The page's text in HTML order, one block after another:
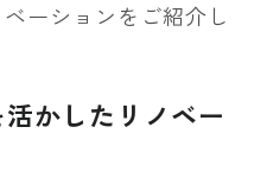
ーションをご紹介し
かしたリノベー